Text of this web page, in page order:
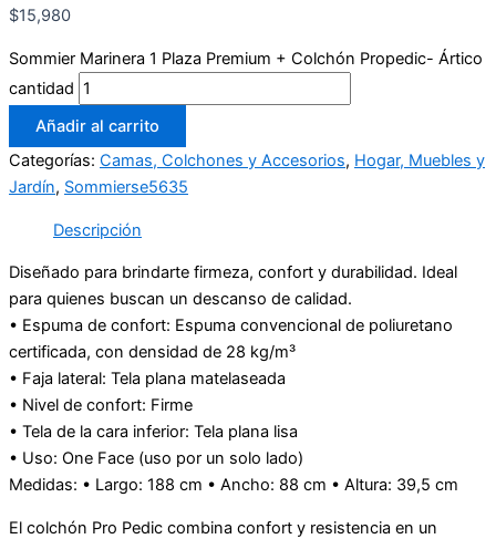
$15,980
Sommier Marinera 1 Plaza Premium + Colchón Propedic- Ártico
cantidad
Añadir al carrito
Categorías: Camas, Colchones y Accesorios, Hogar, Muebles y
Jardín, Sommierse5635
Descripción
Diseñado para brindarte firmeza, confort y durabilidad. Ideal
para quienes buscan un descanso de calidad.
• Espuma de confort: Espuma convencional de poliuretano
certificada, con densidad de 28 kg/m³
• Faja lateral: Tela plana matelaseada
• Nivel de confort: Firme
• Tela de la cara inferior: Tela plana lisa
• Uso: One Face (uso por un solo lado)
Medidas: • Largo: 188 cm • Ancho: 88 cm • Altura: 39,5 cm
El colchón Pro Pedic combina confort y resistencia en un